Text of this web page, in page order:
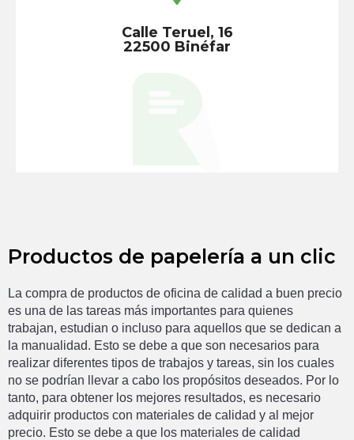
Calle Teruel, 16
22500 Binéfar
Productos de papelería a un clic
La compra de productos de oficina de cal idad a buen precio
es una de las tareas más importantes para quienes
trabajan, estudian o incluso para aquell os que se dedican a
la manual idad. Esto se debe a que son necesarios para
real izar diferentes tipos de trabajos y tareas, sin los cual es
no se podrían levar a cabo los propósitos deseados. Por lo
tanto, para obtener los mejores resultados, es necesario
adquirir productos con material es de cal idad y al mejor
precio. Esto se debe a que los material es de cal idad